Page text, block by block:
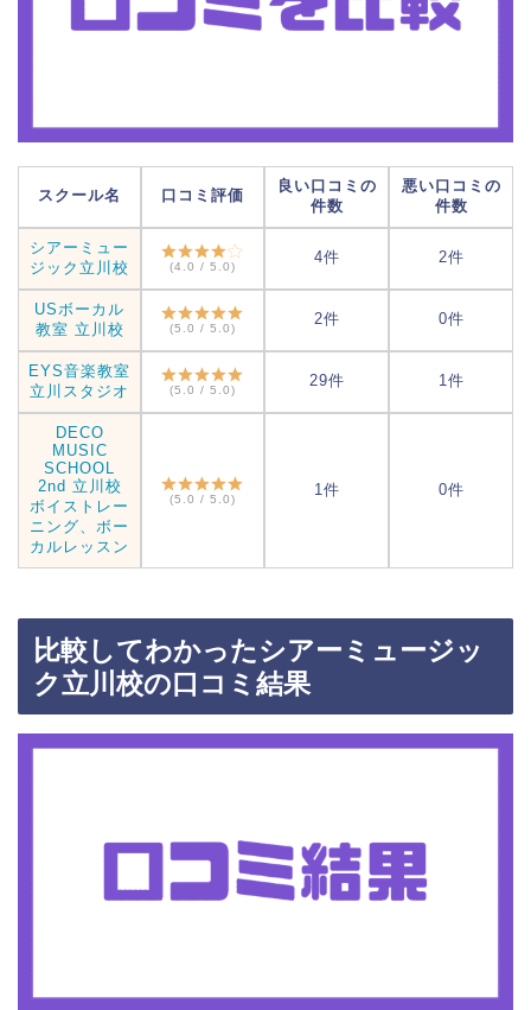
スクール名 口コミ評価
良い口コミの
件数
悪い口コミの
件数
シアーミュー
ジック立川校
(4.0 / 5.0)
4件 2件
USボーカル
教室 立川校
(5.0 / 5.0)
2件 0件
EYS音楽教室
立川スタジオ
(5.0 / 5.0)
29件 1件
DECO
MUSIC
SCHOOL
2nd 立川校
ボイストレー
ニング、ボー
カルレッスン
(5.0 / 5.0)
1件 0件
比較してわかったシアーミュージッ
ク立川校の口コミ結果